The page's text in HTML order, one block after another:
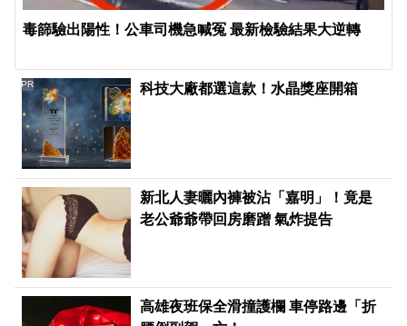
毒篩驗出陽性！公車司機急喊冤 最新檢驗結果大逆轉
科技大廠都選這款！水晶獎座開箱
PR
新北人妻曬內褲被沾「嘉明」！竟是
老公爺爺帶回房磨蹭 氣炸提告
高雄夜班保全滑撞護欄 車停路邊「折